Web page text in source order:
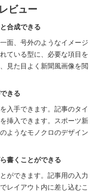
ビュー
合成できる
面、号外のようなイメージ
ている型に、必要な項目を
見た目よく新聞風画像を閲
きる
入手できます。記事のタイ
挿入できます。スポーツ新
ようなモノクロのデザイン
書くことができる
ができます。記事用の入力
レイアウト内に差し込むこ